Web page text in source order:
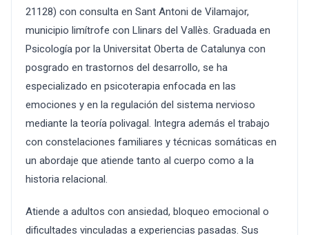
21128) con consulta en Sant Antoni de Vilamajor,
municipio limítrofe con Llinars del Vallès. Graduada en
Psicología por la Universitat Oberta de Catalunya con
posgrado en trastornos del desarrollo, se ha
especializado en psicoterapia enfocada en las
emociones y en la regulación del sistema nervioso
mediante la teoría polivagal. Integra además el trabajo
con constelaciones familiares y técnicas somáticas en
un abordaje que atiende tanto al cuerpo como a la
historia relacional.
Atiende a adultos con ansiedad, bloqueo emocional o
dificultades vinculadas a experiencias pasadas. Sus